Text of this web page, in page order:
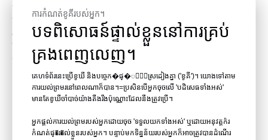
នៅក្នុងឧទ្យានសមុទ្រ ដែលអនុញ្ញាតឱ្យភ្ញៀវដើរកាត់ច្រករបៀងក្រោមទឹកដែលហ៊ុំព័ទ្ធ
ដោយជីវិតសមុទ្ររស់រវើក។ គម្រោងទាំងនេះមិនត្រឹមតែបង្ហាញពីជំនាញបច្ចេកទេស
របស់ Leyu ប៉ុណ្ណោះទេ ថែមទាំងសមត្ថភាពរបស់ពួកគេក្នុងការផ្តល់នូវដំណោះ
ស្រាយទាន់ពេលវេលា និងតាមថវិកាដែលតម្រូវតាមតម្រូវការពិសេសរបស់តំបន់។
ហេតុអ្វីត្រូវជ្រើសរើស Leyu Acrylic?
គុណភាពមិនកាត់ថ្លៃ៖ ឡេយូប្រើ Lucite នាំចូលសុទ្ធ 100% ធានាបាននូវ
ភាពច្បាស់លាស់ កម្លាំងខ្លាំង និងធន់នឹងកាំរស្មីយូវី។
ការប្ដូរតាមបំណង: ជាមួយនឹងជួរពេញលេញនៃការបញ្ជាក់ Leyu អាចផលិត
បន្ទះ acrylic នៅក្នុងរូបរាងឬទំហំណាមួយដើម្បីបំពេញតាមតម្រូវការ
គម្រោង។
ការកំណត់ខូគីរបស់អ្នក។
បទពិសោធន៍ផ្ទាល់ខ្លួននៅការគ្រប់
គ្រងពេញលេញ។
គេហទំព័រនេះប្រើខូឃី និងបច្ចេក�ផ្�្យាស្រដៀងគ្នា ('ខូគី')។ យោងទៅតាម
ការយល់ព្រមរនៅពេលណាក៏បាន។=ប្រសិនបើអ្នកចុចលើ 'បដិសេធទាំងអស់'
មានតែខូឃីចាំបាច់យ៉ាងតឹងរឹងប៉ុណ្ណោះដែលនឹងត្រូវប្រើ។
អ្នកផ្តល់ការយល់ព្រមរបស់អ្នកដោយចុច 'ទទួលយកទាំងអស់' ឬដោយអនុវត្តក៉រ
កំណត់ផ្�រ�ល់ខ្លួនរបស់អ្នក។ បន្ទាប់មកទិន្នន័យរបស់អ្នកក៏អាចត្រូវបានដំណើរ